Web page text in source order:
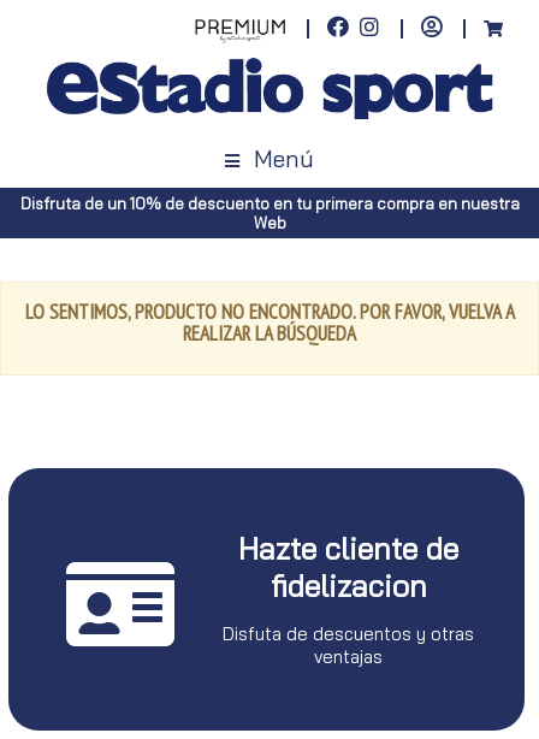
Menú
Disfruta de un 10% de descuento en tu primera compra en nuestra
Web
LO SENTIMOS, PRODUCTO NO ENCONTRADO. POR FAVOR, VUELVA A
REALIZAR LA BÚSQUEDA
Hazte cliente de
fidelizacion
Disfuta de descuentos y otras
ventajas